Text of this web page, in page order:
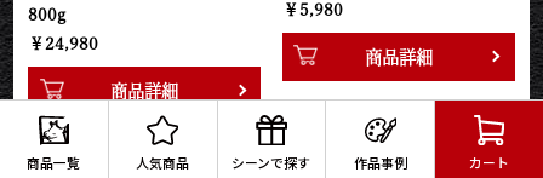
商品一覧 人気商品 シーンで探す 作品事例 カート
800g
￥24,980
商品詳細
￥5,980
商品詳細